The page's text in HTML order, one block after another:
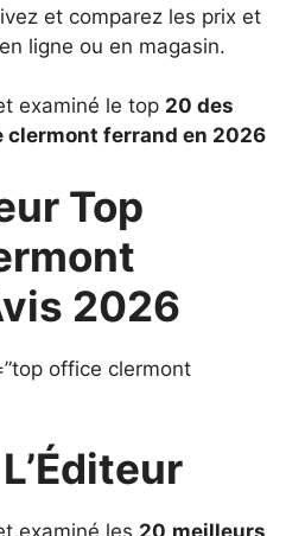
et comparez les prix et
ligne ou en magasin.
examiné le top 20 des
ferrand en 2026
Top
2026
office clermont
examiné les 20 meilleurs